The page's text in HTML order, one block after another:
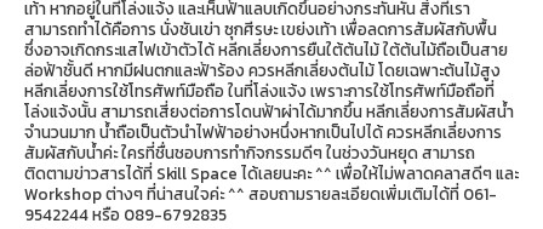
เท้า หากอยู่ในที่โล่งแจ้ง และเห็นฟ้าแลบเกิดขึ้นอย่างกระทันหัน สิ่งที่เรา
สามารถทำได้คือการ นั่งชันเข่า ซุกศีรษะ เขย่งเท้า เพื่อลดการสัมผัสกับพื้น
ซึ่งอาจเกิดกระแสไฟเข้าตัวได้ หลีกเลี่ยงการยืนใต้ต้นไม้ ใต้ต้นไม้ถือเป็นสาย
ล่อฟ้าชั้นดี หากมีฝนตกและฟ้าร้อง ควรหลีกเลี่ยงต้นไม้ โดยเฉพาะต้นไม้สูง
หลีกเลี่ยงการใช้โทรศัพท์มือถือ ในที่โล่งแจ้ง เพราะการใช้โทรศัพท์มือถือที่
โล่งแจ้งนั้น สามารถเสี่ยงต่อการโดนฟ้าผ่าได้มากขึ้น หลีกเลี่ยงการสัมผัสน้ำ
จำนวนมาก น้ำถือเป็นตัวนำไฟฟ้าอย่างหนึ่งหากเป็นไปได้ ควรหลีกเลี่ยงการ
สัมผัสกับน้ำค่ะ ใครที่ชื่นชอบการทำกิจกรรมดีๆ ในช่วงวันหยุด สามารถ
ติดตามข่าวสารได้ที่ Skill Space ได้เลยนะคะ ^^ เพื่อให้ไม่พลาดคลาสดีๆ และ
Workshop ต่างๆ ที่น่าสนใจค่ะ ^^ สอบถามรายละเอียดเพิ่มเติมได้ที่ 061-
9542244 หรือ 089-6792835